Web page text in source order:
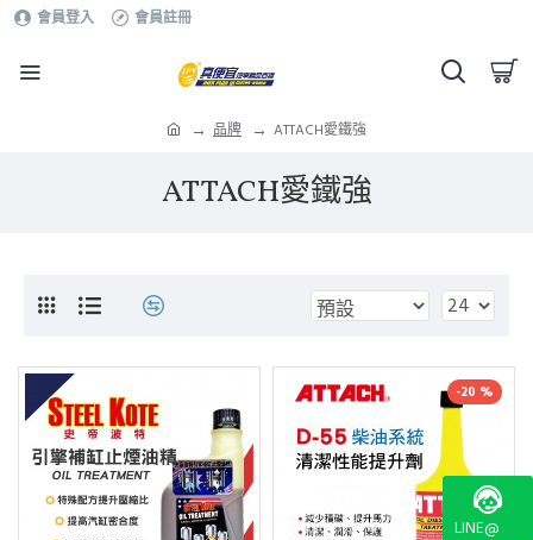
會員登入 會員註冊
品牌 ATTACH愛鐵強
ATTACH愛鐵強
-20 %
LINE@